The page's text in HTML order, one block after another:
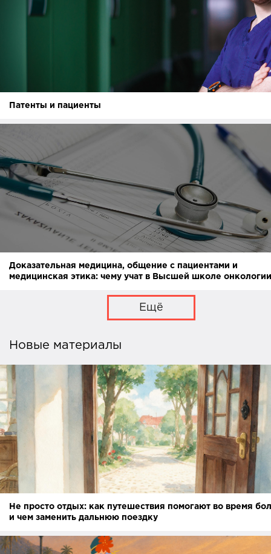
Патенты и пациенты
Доказательная медицина, общение с пациентами и
медицинская этика: чему учат в Высшей школе
Ещё
Новые материалы
Не просто отдых: как путешествия помогают во время
и чем заменить дальнюю поездку